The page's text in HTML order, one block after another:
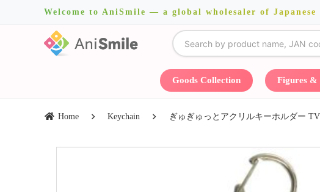
Welcome to AniSmile — a global wholesaler of
Goods Collection Figures &
Home Keychain ぎゅぎゅっとアクリルキーホルダー